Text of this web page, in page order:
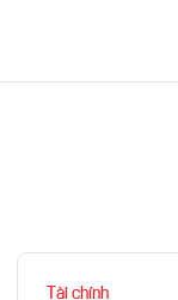
Tài chính